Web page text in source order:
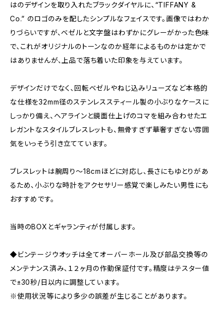
はのデザインを取り入れたブラックダイヤルに、“TIFFANY &
Co.” のロゴのみを配したシンプルなフェイスです。画像ではわか
りづらいですが、ベゼルと文字盤はわずかにグレーがかった色味
で、これがオリジナルのトーンなのか経年によるものかは定かで
はありませんが、上品で落ち着いた印象を与えています。
デザインだけでなく、回転ベゼルやねじ込みリューズなど本格的
な仕様を32mm径のステンレススティール製の小ぶりなケースに
しっかり備え、ヘアラインと鏡面仕上げのコマを組み合わせたエ
レガントなスタイルブレスレットも、無骨すぎず華奢すぎない雰囲
気をいっそう引き立てています。
ブレスレットは腕周り～18cmほどに対応し、長さにもゆとりがあ
るため、小ぶりな時計をアクセサリー感覚で楽しみたい男性にも
おすすめです。
当時のBOXとギャランティが付属します。
◆ビンテージウオッチは全てオーバーホール及び部品交換等の
メンテナンス済み、１２ヶ月の作動保証付です。精度はテスター値
で±30秒/日以内に調整しています。
※使用状況等により多少の誤差が生じることがあります。